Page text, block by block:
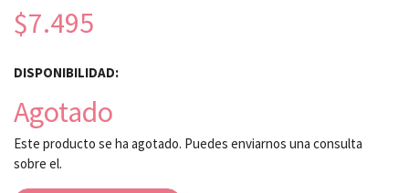
$7.495
DISPONIBILIDAD:
Agotado
Este producto se ha agotado. Puedes enviarnos una consulta
sobre el.